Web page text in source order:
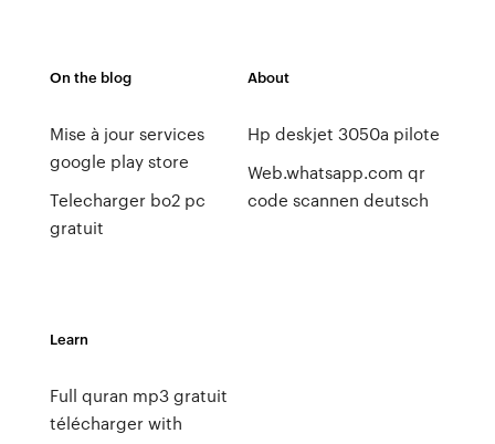
On the blog
Mise à jour services
google play store
Telecharger bo2 pc
gratuit
About
Hp deskjet 3050a pilote
Web.whatsapp.com qr
code scannen deutsch
Learn
Full quran mp3 gratuit
télécharger with